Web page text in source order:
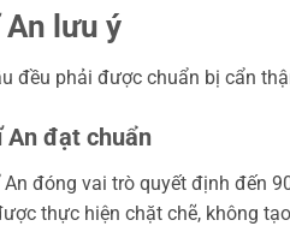
An lưu ý
đều phải được chuẩn bị cẩn
An đạt chuẩn
đóng vai trò quyết định
thực hiện chặt chẽ, không